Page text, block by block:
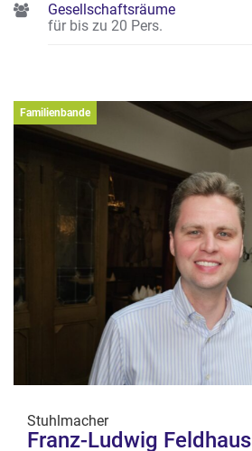
Gesellschaftsräume
für bis zu 20 Pers.
Familienbande
Stuhlmacher
Franz-Ludwig Feldhaus